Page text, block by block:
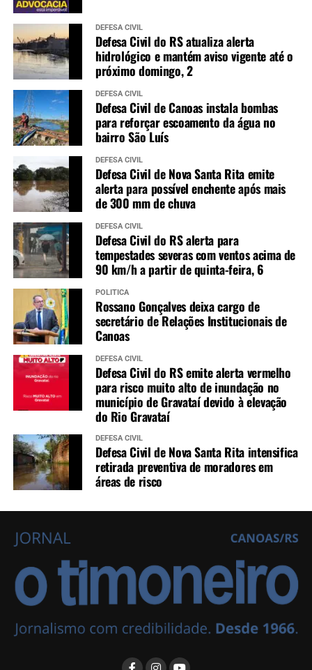
DEFESA CIVIL
Defesa Civil do RS atualiza alerta
hidrológico e mantém aviso vigente até o
próximo domingo, 2
DEFESA CIVIL
Defesa Civil de Canoas instala bombas
para reforçar escoamento da água no
bairro São Luís
DEFESA CIVIL
Defesa Civil de Nova Santa Rita emite
alerta para possível enchente após mais
de 300 mm de chuva
DEFESA CIVIL
Defesa Civil do RS alerta para
tempestades severas com ventos acima de
90 km/h a partir de quinta-feira, 6
POLÍTICA
Rossano Gonçalves deixa cargo de
secretário de Relações Institucionais de
Canoas
DEFESA CIVIL
Defesa Civil do RS emite alerta vermelho
para risco muito alto de inundação no
município de Gravataí devido à elevação
do Rio Gravataí
DEFESA CIVIL
Defesa Civil de Nova Santa Rita intensifica
retirada preventiva de moradores em
áreas de risco